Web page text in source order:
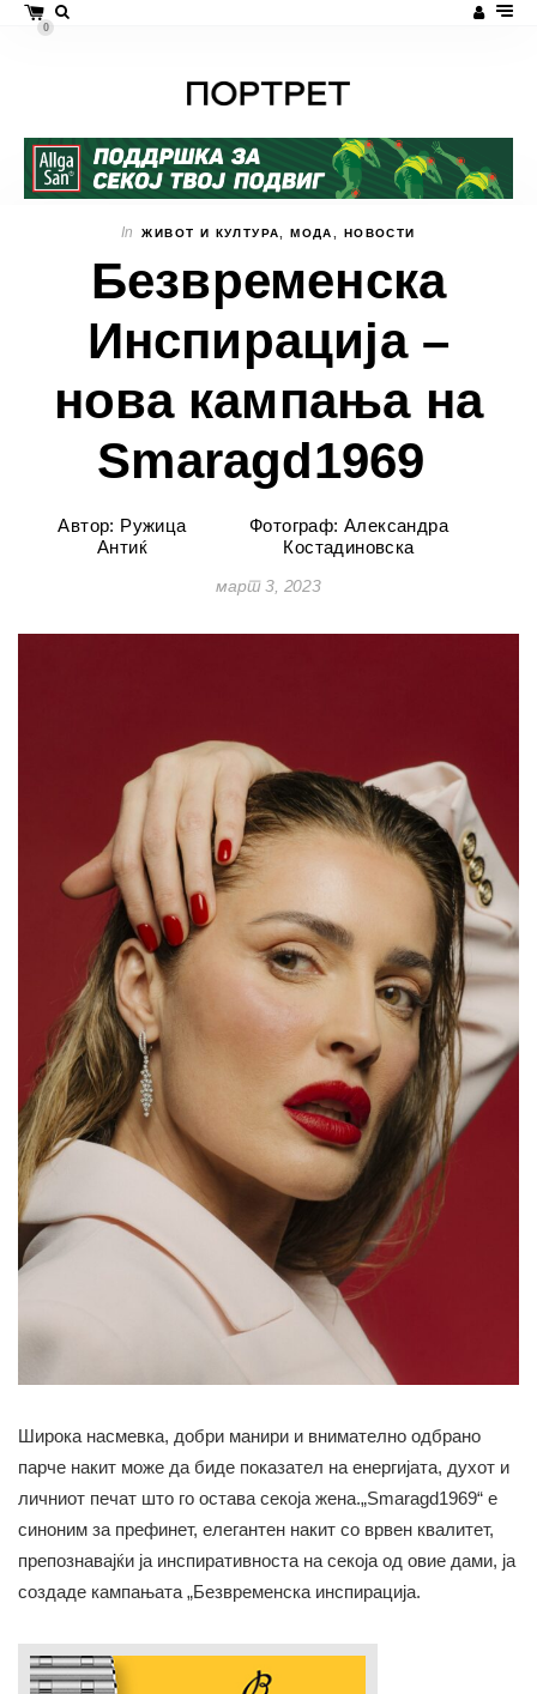
0
In ЖИВОТ И КУЛТУРА ,МОДА НОВОСТИ
Безвременска
Инспирација –
нова кампања на
Smaragd1969
Автор: Ружица
Антиќ
Фотограф: Александра
Костадиновска
март 3, 2023
Широка насмевка, добри манири и внимателно одбрано
парче накит може да биде показател на енергијата, духот и
личниот печат што го остава секоја жена.„Smaragd1969“ е
синоним за префинет, елегантен накит со врвен квалитет,
препознавајќи ја инспиративноста на секоја од овие дами, ја
создаде кампањата „Безвременска инспирација.